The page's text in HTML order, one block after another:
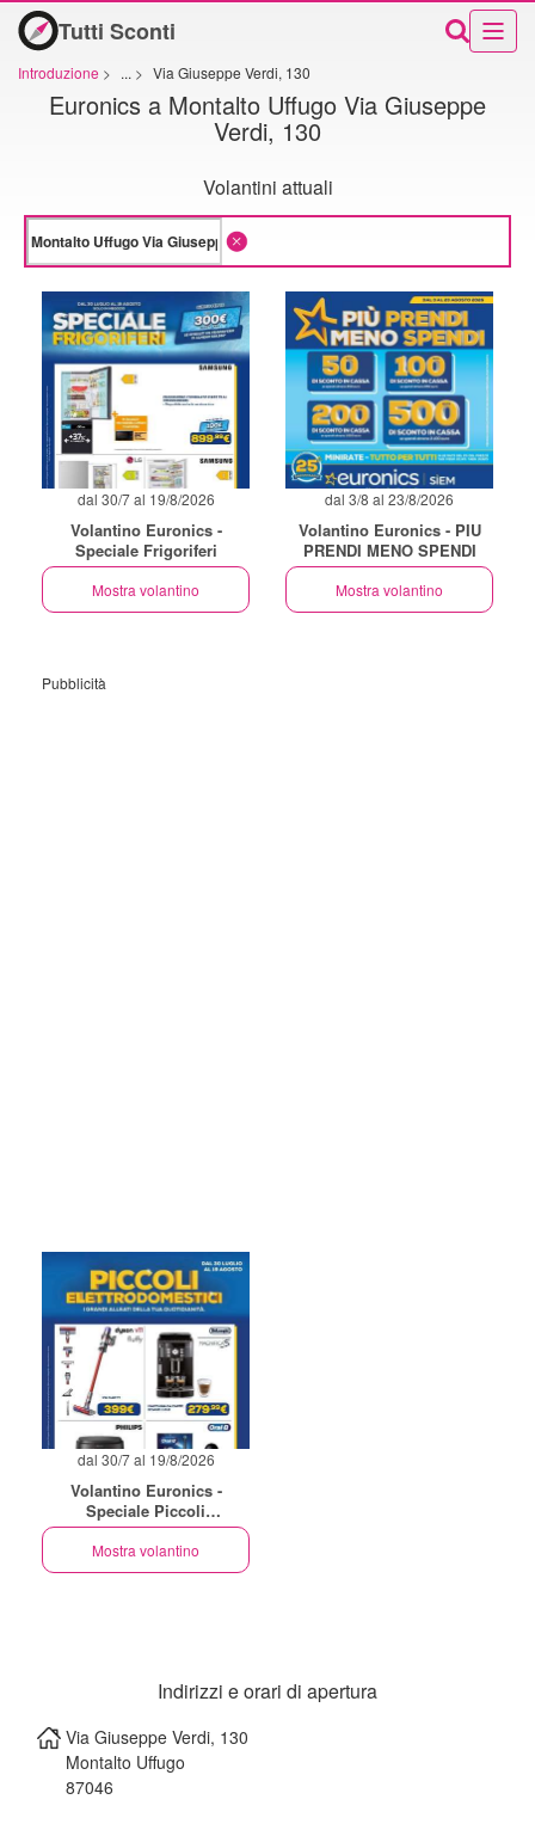
Tutti Sconti
Introduzione > ... > Via Giuseppe Verdi, 130
Euronics a Montalto Uffugo Via Giuseppe
Verdi, 130
Volantini attuali
dal 30/7 al 19/8/2026
Volantino Euronics -
Speciale Frigoriferi
Mostra volantino
dal 3/8 al 23/8/2026
Volantino Euronics - PIU
PRENDI MENO SPENDI
Mostra volantino
Pubblicità
dal 30/7 al 19/8/2026
Volantino Euronics -
Speciale Piccoli
Elettrodomestici
Mostra volantino
Indirizzi e orari di apertura
Via Giuseppe Verdi, 130
Montalto Uffugo
87046